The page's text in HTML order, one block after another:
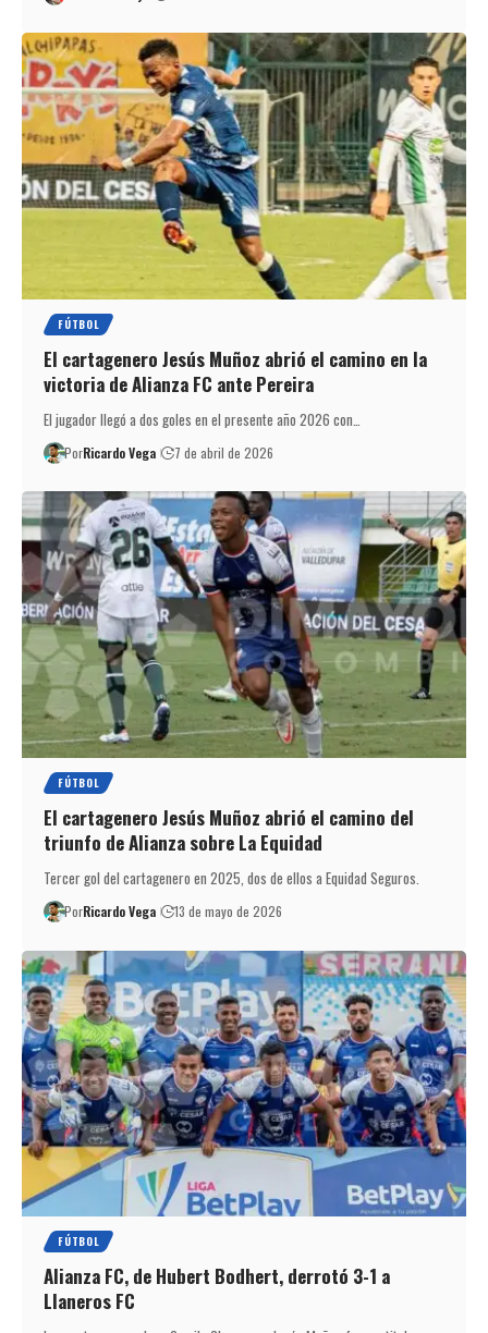
FÚTBOL
El cartagenero Jesús Muñoz abrió el camino en la
victoria de Alianza FC ante Pereira
El jugador llegó a dos goles en el presente año 2026 con…
PorRicardo Vega 7 de abril de 2026
FÚTBOL
El cartagenero Jesús Muñoz abrió el camino del
triunfo de Alianza sobre La Equidad
Tercer gol del cartagenero en 2025, dos de ellos a Equidad Seguros.
PorRicardo Vega 13 de mayo de 2026
FÚTBOL
Alianza FC, de Hubert Bodhert, derrotó 3-1 a
Llaneros FC